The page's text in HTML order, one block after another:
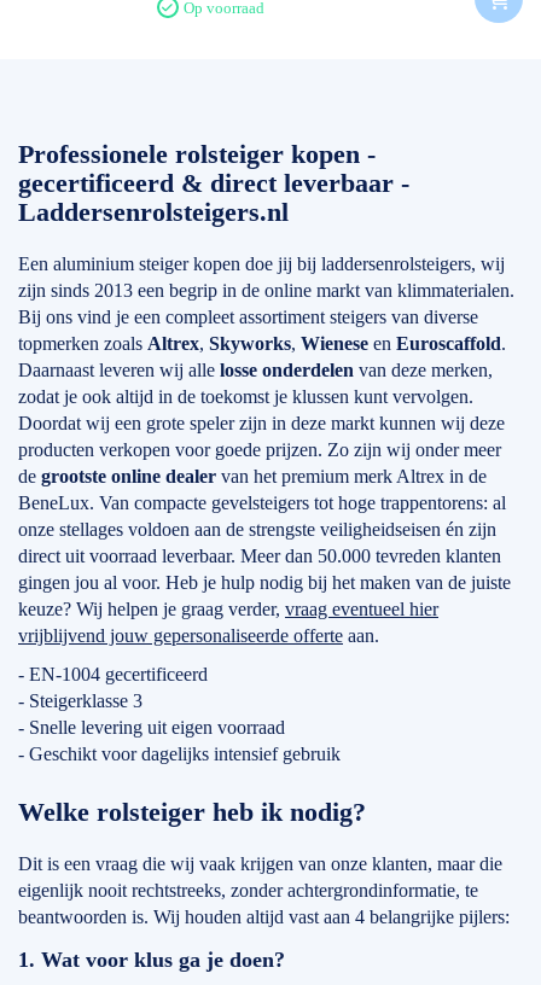
Op voorraad
Professionele rolsteiger kopen -
gecertificeerd & direct leverbaar -
Laddersenrolsteigers.nl
Een aluminium steiger kopen doe jij bij laddersenrolsteigers, wij
zijn sinds 2013 een begrip in de online markt van klimmaterialen.
Bij ons vind je een compleet assortiment steigers van diverse
topmerken zoals Altrex, Skyworks, Wienese en Euroscaffold.
Daarnaast leveren wij alle losse onderdelen van deze merken,
zodat je ook altijd in de toekomst je klussen kunt vervolgen.
Doordat wij een grote speler zijn in deze markt kunnen wij deze
producten verkopen voor goede prijzen. Zo zijn wij onder meer
de grootste online dealer van het premium merk Altrex in de
BeneLux. Van compacte gevelsteigers tot hoge trappentorens: al
onze stellages voldoen aan de strengste veiligheidseisen én zijn
direct uit voorraad leverbaar. Meer dan 50.000 tevreden klanten
gingen jou al voor. Heb je hulp nodig bij het maken van de juiste
keuze? Wij helpen je graag verder, vraag eventueel hier
vrijblijvend jouw gepersonaliseerde offerte aan.
- EN-1004 gecertificeerd
- Steigerklasse 3
- Snelle levering uit eigen voorraad
- Geschikt voor dagelijks intensief gebruik
Welke rolsteiger heb ik nodig?
Dit is een vraag die wij vaak krijgen van onze klanten, maar die
eigenlijk nooit rechtstreeks, zonder achtergrondinformatie, te
beantwoorden is. Wij houden altijd vast aan 4 belangrijke pijlers:
1. Wat voor klus ga je doen?